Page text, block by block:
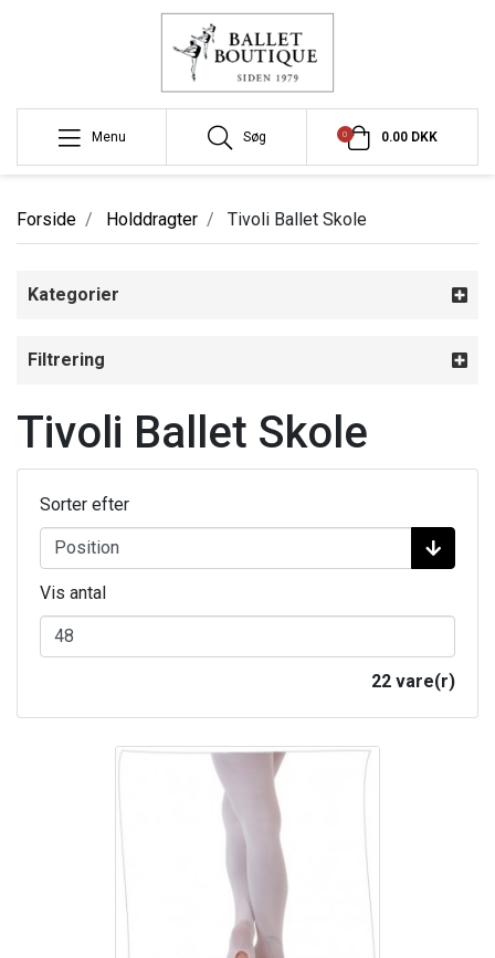
Menu Søg 0 0.00 DKK
Forside Holddragter Tivoli Ballet Skole
Kategorier
Filtrering
Tivoli Ballet Skole
Sorter efter
Vis antal
22 vare(r)